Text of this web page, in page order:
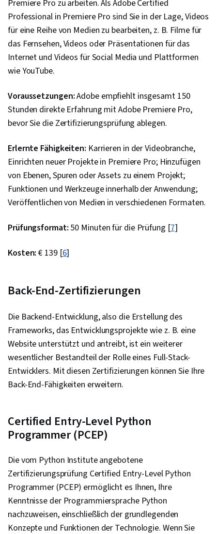
Design, Typografie, Mobile Entwicklung,
Anwendungsdesign, React Redux,
Anwendungsprogrammierschnittstelle (API),
Benutzeroberfläche (UI), Ereignisgesteuerte
von Code, Skripting, Semantisches Web,
Skriptsprachen, Tools erstellen, Prüfung der
Benutzerfreundlichkeit, Funktionelle Prüfung,
Automatisierung, Software-Prüfung, Computer-
Programmierwerkzeuge, Optimierung der
Suchmaschine, Kontinuierliche Überwachung,
Leistungsoptimierung, Test-Tools, Frontend-
Leistung
Premiere Pro zu arbeiten. Als Adobe Certified
Professional in Premiere Pro sind Sie in der Lage, Videos
für eine Reihe von Medien zu bearbeiten, z. B. Filme für
das Fernsehen, Videos oder Präsentationen für das
Internet und Videos für Social Media und Plattformen
wie YouTube.
Voraussetzungen:Adobe empfiehlt insgesamt 150
Stunden direkte Erfahrung mit Adobe Premiere Pro,
bevor Sie die Zertifizierungsprüfung ablegen.
Erlernte Fähigkeiten: Karrieren in der Videobranche,
Einrichten neuer Projekte in Premiere Pro; Hinzufügen
von Ebenen, Spuren oder Assets zu einem Projekt;
Funktionen und Werkzeuge innerhalb der Anwendung;
Veröffentlichen von Medien in verschiedenen Formaten.
Prüfungsformat: 50 Minuten für die Prüfung [7]
Kosten: € 139 [6]
Back-End-Zertifizierungen
Die Backend-Entwicklung, also die Erstellung des
Frameworks, das Entwicklungsprojekte wie z. B. eine
Website unterstützt und antreibt, ist ein weiterer
wesentlicher Bestandteil der Rolle eines Full-Stack-
Entwicklers. Mit diesen Zertifizierungen können Sie Ihre
Back-End-Fähigkeiten erweitern.
Certified Entry-Level Python
Programmer (PCEP)
Die vom Python Institute angebotene
Zertifizierungsprüfung Certified Entry-Level Python
Programmer (PCEP) ermöglicht es Ihnen, Ihre
Kenntnisse der Programmiersprache Python
nachzuweisen, einschließlich der grundlegenden
Konzepte und Funktionen der Technologie. Wenn Sie